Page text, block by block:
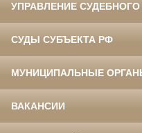
УПРАВЛЕНИЕ
СУДЫ СУБЪЕКТА РФ
МУНИЦИПАЛЬНЫЕ
ВАКАНСИИ